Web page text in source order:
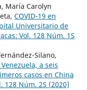
María Carolyn
COVID-19 en
Universitario de
Vol. 128 Núm. 1S
Silano,
a seis
casos en China
128 Núm. 2S (2020)